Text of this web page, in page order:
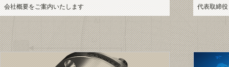
会社概要をご案内いたします 代表取締